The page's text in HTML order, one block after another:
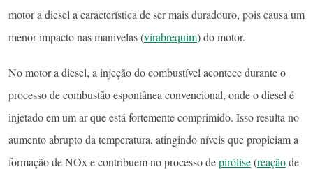
motor a diesel a característica de ser mais duradouro, pois causa um
menor impacto nas manivelas (virabrequim) do motor.
No motor a diesel, a injeção do combustível acontece durante o
processo de combustão espontânea convencional, onde o diesel é
injetado em um ar que está fortemente comprimido. Isso resulta no
aumento abrupto da temperatura, atingindo níveis que propiciam a
formação de NOx e contribuem no processo depirólise(reaçãode